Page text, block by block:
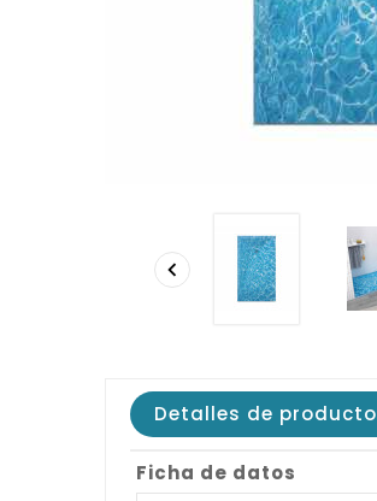

Detalles de producto
Ficha de datos